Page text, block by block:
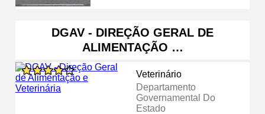
DGAV - DIREÇÃO GERAL DE
ALIMENTAÇÃO …
Veterinário
Departamento
Governamental Do
Estado